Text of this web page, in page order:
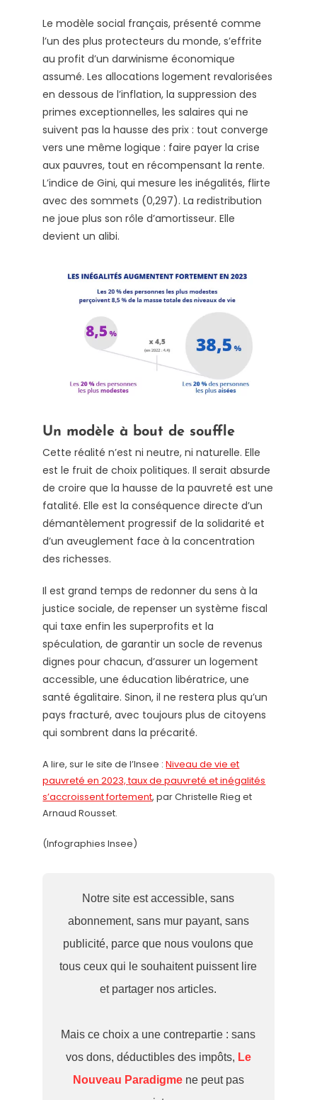
Le modèle social français, présenté comme
l’un des plus protecteurs du monde, s’effrite
au profit d’un darwinisme économique
assumé. Les allocations logement revalorisées
en dessous de l’inflation, la suppression des
primes exceptionnelles, les salaires qui ne
suivent pas la hausse des prix : tout converge
vers une même logique : faire payer la crise
aux pauvres, tout en récompensant la rente.
L’indice de Gini, qui mesure les inégalités, flirte
avec des sommets (0,297). La redistribution
ne joue plus son rôle d’amortisseur. Elle
devient un alibi.
Un modèle à bout de souffle
Cette réalité n’est ni neutre, ni naturelle. Elle
est le fruit de choix politiques. Il serait absurde
de croire que la hausse de la pauvreté est une
fatalité. Elle est la conséquence directe d’un
démantèlement progressif de la solidarité et
d’un aveuglement face à la concentration
des richesses.
Il est grand temps de redonner du sens à la
justice sociale, de repenser un système fiscal
qui taxe enfin les superprofits et la
spéculation, de garantir un socle de revenus
dignes pour chacun, d’assurer un logement
accessible, une éducation libératrice, une
santé égalitaire. Sinon, il ne restera plus qu’un
pays fracturé, avec toujours plus de citoyens
qui sombrent dans la précarité.
A lire, sur le site de l’Insee :Niveau de vie et
pauvreté en 2023,taux de pauvreté et inégalités
s’accroissent fortement, par Christelle Rieg et
Arnaud Rousset.
(Infographies Insee)
Notre site est accessible, sans
abonnement, sans mur payant, sans
publicité, parce que nous voulons que
tous ceux qui le souhaitent puissent lire
et partager nos articles.
Mais ce choix a une contrepartie : sans
vos dons, déductibles des impôts, Le
Nouveau Paradigmene peut pas